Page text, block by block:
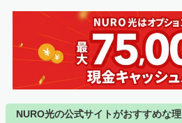
NURO光の公式サイトがおすすめな